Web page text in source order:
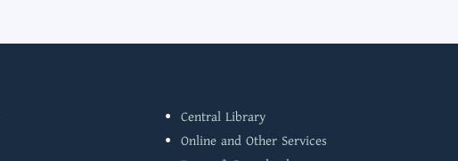
Central Library
Online and Other Services